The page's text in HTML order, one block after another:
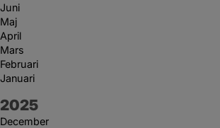
Juni
Maj
April
Mars
Februari
Januari
År:
2025
December